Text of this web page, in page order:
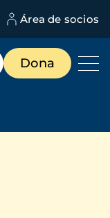
Área de socios
Dona